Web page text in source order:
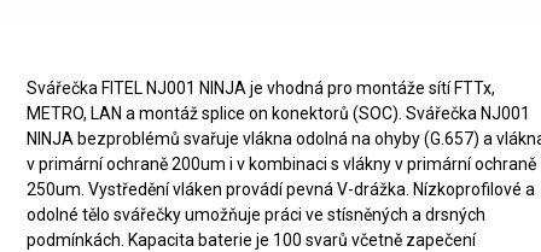
Svářečka FITEL NJ001 NINJA je vhodná pro montáže sítí FTTx,
METRO, LAN a montáž splice on konektorů (SOC). Svářečka NJ001
NINJA bezproblémů svařuje vlákna odolná na ohyby (G.657) a
v primární ochraně 200um i v kombinaci s vlákny v primární ochraně
250um. Vystředění vláken provádí pevná V-drážka. Nízkoprofilové a
odolné tělo svářečky umožňuje práci ve stísněných a drsných
podmínkách. Kapacita baterie je 100 svarů včetně zapečení